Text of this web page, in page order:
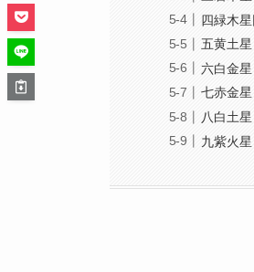
四緑木
五黄土
六白金星
七赤金星
八白土
九紫火